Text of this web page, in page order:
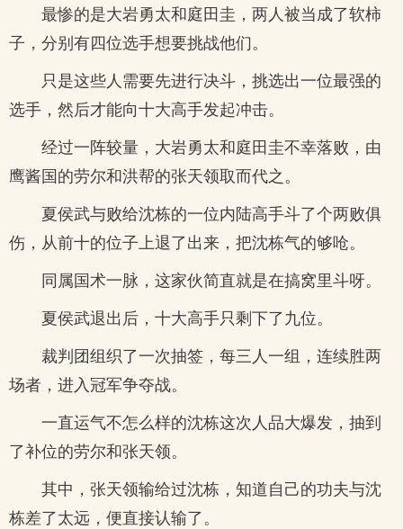
最惨的是大岩勇太和庭田圭，两人被当成了软柿
子，分别有四位选手想要挑战他们。
只是这些人需要先进行决斗，挑选出一位最强的
选手，然后才能向十大高手发起冲击。
经过一阵较量，大岩勇太和庭田圭不幸落败，由
鹰酱国的劳尔和洪帮的张天领取而代之。
夏侯武与败给沈栋的一位内陆高手斗了个两败俱
伤，从前十的位子上退了出来，把沈栋气的够呛。
同属国术一脉，这家伙简直就是在搞窝里斗呀。
夏侯武退出后，十大高手只剩下了九位。
裁判团组织了一次抽签，每三人一组，连续胜两
场者，进入冠军争夺战。
一直运气不怎么样的沈栋这次人品大爆发，抽到
了补位的劳尔和张天领。
其中，张天领输给过沈栋，知道自己的功夫与沈
栋差了太远，便直接认输了。